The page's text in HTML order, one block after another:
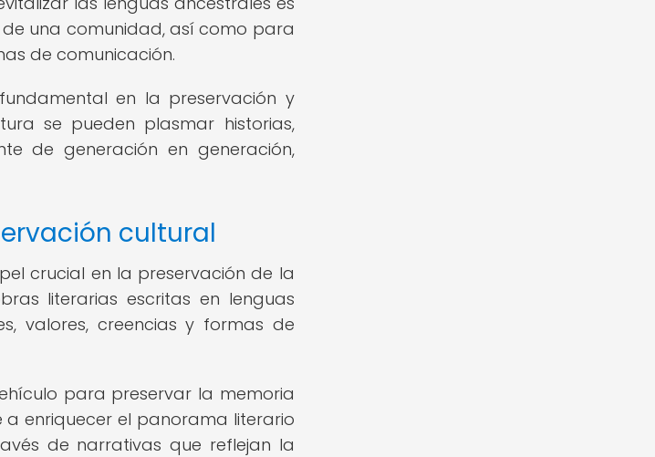
una comunidad, así como para
de comunicación.
en la preservación y
se pueden plasmar historias,
de generación en generación,
cultural
crucial en la preservación de la
literarias escritas en lenguas
valores, creencias y formas de
para preservar la memoria
enriquecer el panorama literario
de narrativas que reflejan la